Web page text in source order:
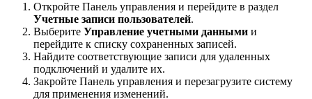
Откройте Панель управления и перейдите в раздел
Учетные записи пользователей.
Выберите Управление учетными данными и
перейдите к списку сохраненных записей.
Найдите соответствующие записи для удаленных
подключений и удалите их.
Закройте Панель управления и перезагрузите систему
для применения изменений.